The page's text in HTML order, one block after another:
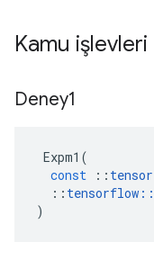
Kamu işlevleri
Deney1
Expm1 (
const
::
:: tensorflow ::
)